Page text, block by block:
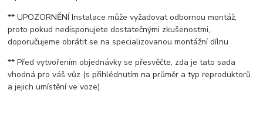
** UPOZORNĚNÍ Instalace může vyžadovat odbornou montáž,
proto pokud nedisponujete dostatečnými zkušenostmi,
doporučujeme obrátit se na specializovanou montážní dílnu
** Před vytvořením objednávky se přesvěčte, zda je tato sada
vhodná pro váš vůz (s přihlédnutím na průměr a typ reproduktorů
a jejich umístění ve voze)